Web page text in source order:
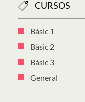
CURSOS
Bàsic 1
Bàsic 2
Bàsic 3
General